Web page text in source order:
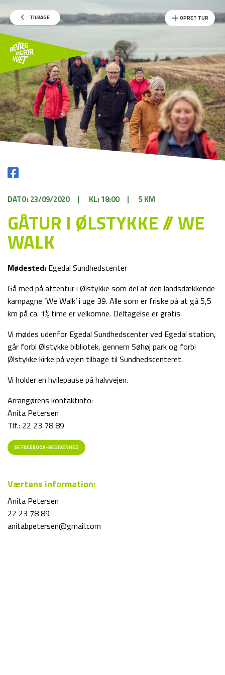
TILBAGE OPRET TUR
DATO: 23/09/2020 | KL: 18:00 | 5 KM
GÅTUR I ØLSTYKKE // WE
WALK
Mødested: Egedal Sundhedscenter
Gå med på aftentur i Ølstykke som del af den landsdækkende
kampagne ‘We Walk’ i uge 39. Alle som er friske på at gå 5,5
km på ca. 1½ time er velkomne. Deltagelse er gratis.
Vi mødes udenfor Egedal Sundhedscenter ved Egedal station,
går forbi Ølstykke bibliotek, gennem Søhøj park og forbi
Ølstykke kirke på vejen tilbage til Sundhedscenteret.
Vi holder en hvilepause på halvvejen.
Arrangørens kontaktinfo:
Anita Petersen
Tlf.: 22 23 78 89
SE FACEBOOK-BEGIVENHED
Værtens information:
Anita Petersen
22 23 78 89
anitabpetersen@gmail.com